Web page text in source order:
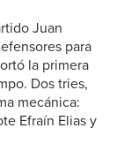
Juan
para
la primera
Dos tries,
mecánica:
Efraín Elias y